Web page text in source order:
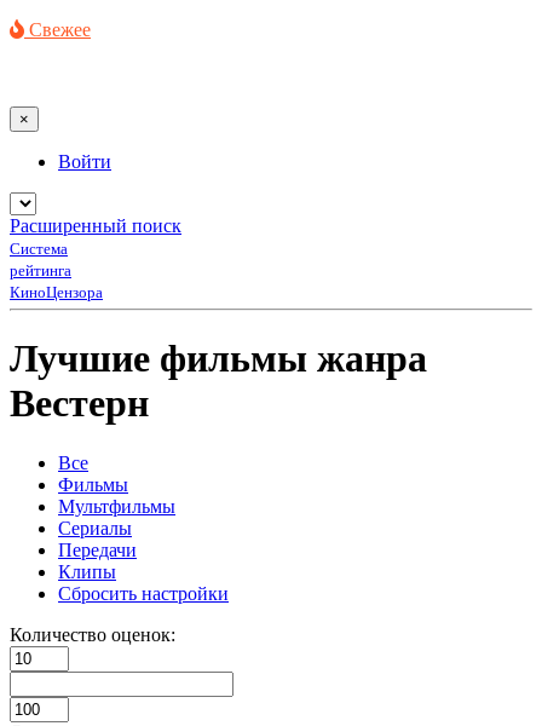
Свежее
×
Войти
Расширенный поиск
Система
рейтинга
КиноЦензора
Лучшие фильмы жанра
Вестерн
Все
Фильмы
Мультфильмы
Сериалы
Передачи
Клипы
Сбросить настройки
Количество оценок: